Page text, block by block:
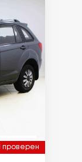
проверен